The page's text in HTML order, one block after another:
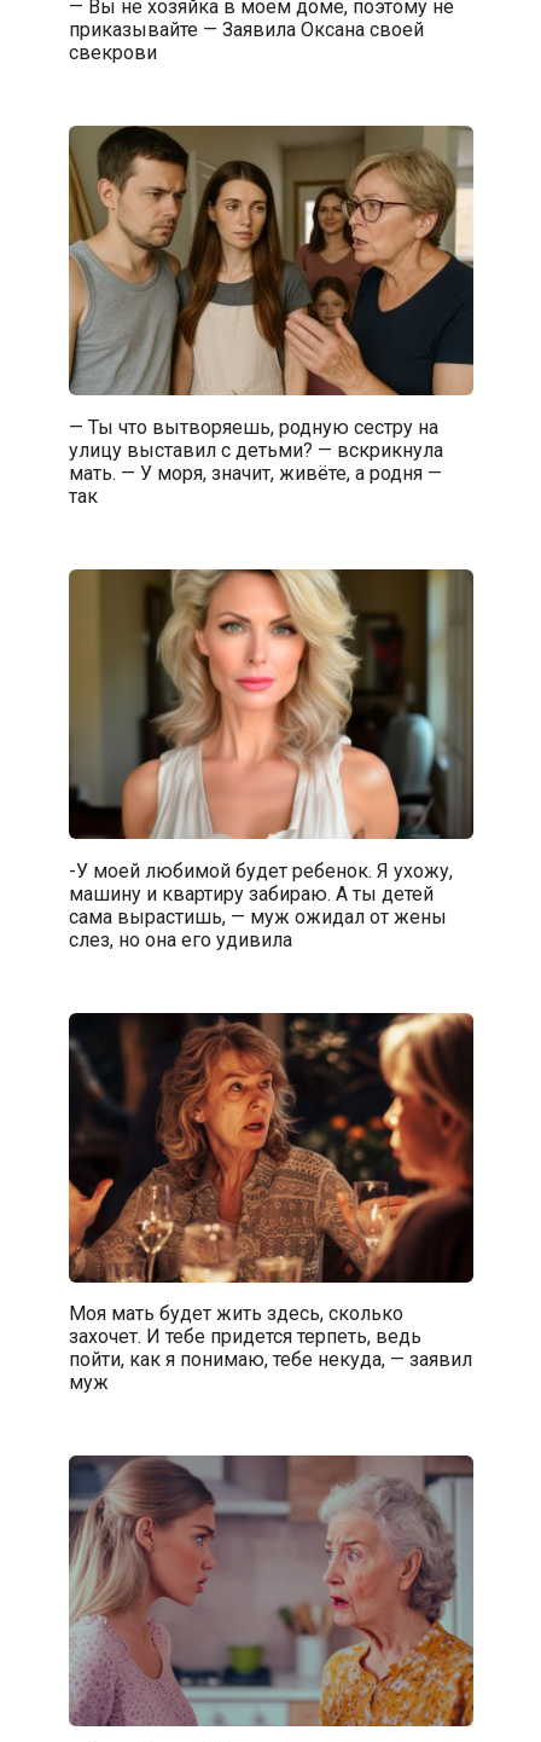
— Вы не хозяйка в моем доме, поэтому не
приказывайте — Заявила Оксана своей
свекрови
— Ты что вытворяешь, родную сестру на
улицу выставил с детьми? — вскрикнула
мать. — У моря, значит, живёте, а родня —
так
-У моей любимой будет ребенок. Я ухожу,
машину и квартиру забираю. А ты детей
сама вырастишь, — муж ожидал от жены
слез, но она его удивила
Моя мать будет жить здесь, сколько
захочет. И тебе придется терпеть, ведь
пойти, как я понимаю, тебе некуда, — заявил
муж